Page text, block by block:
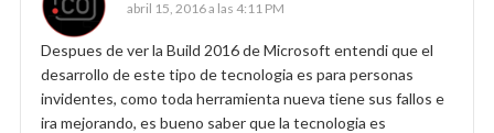
abril 15, 2016 a las 4:11 PM
Despues de ver la Build 2016 de Microsoft entendi que el
desarrollo de este tipo de tecnologia es para personas
invidentes, como toda herramienta nueva tiene sus fallos e
ira mejorando, es bueno saber que la tecnologia es